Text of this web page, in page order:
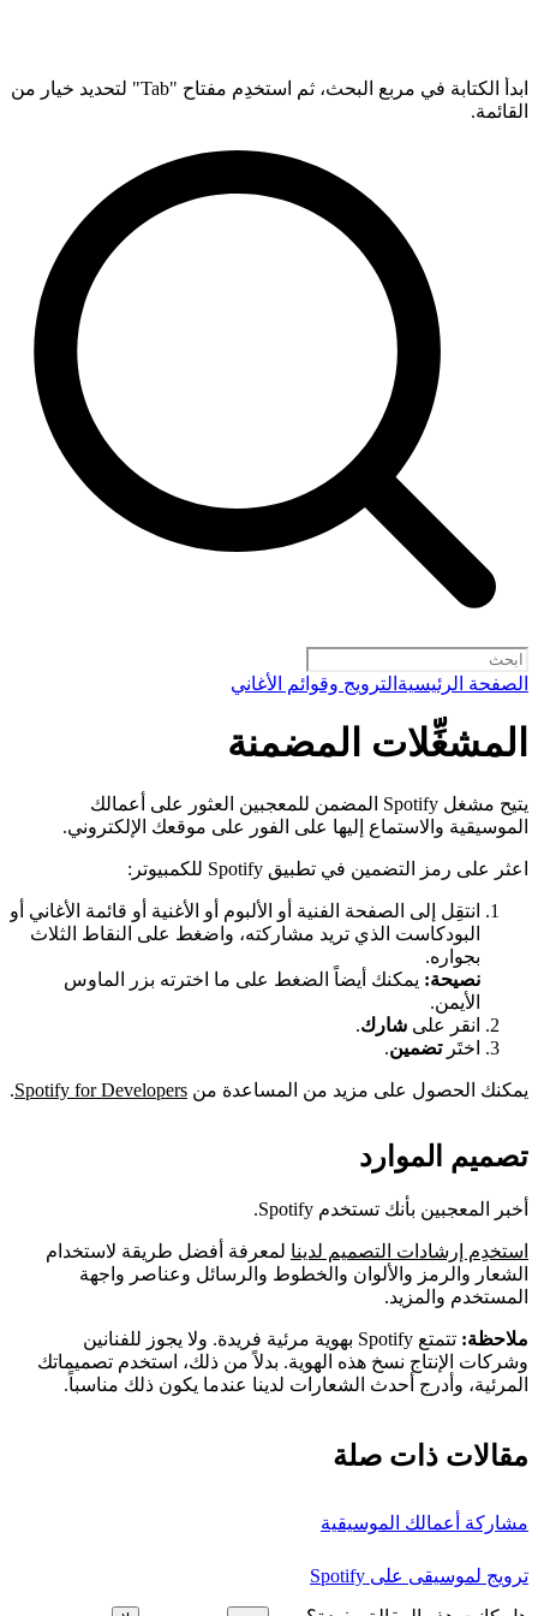
ابدأ الكتابة في مربع البحث، ثم استخدِم مفتاح "Tab" لتحديد خيار من
القائمة.
الصفحة الرئيسية الترويج وقوائم الأغاني
المشغِّلات المضمنة
يتيح مشغل Spotify المضمن للمعجبين العثور على أعمالك
الموسيقية والاستماع إليها على الفور على موقعك الإلكتروني.
اعثر على رمز التضمين في تطبيق Spotify للكمبيوتر:
انتقِل إلى الصفحة الفنية أو الألبوم أو الأغنية أو قائمة الأغاني أو
البودكاست الذي تريد مشاركته، واضغط على النقاط الثلاث
بجواره.
نصيحة: يمكنك أيضاً الضغط على ما اخترته بزر الماوس
الأيمن.
انقر على شارك.
اختَرتضمين.
يمكنك الحصول على مزيد من المساعدة من Spotify for Developers
.
تصميم الموارد
أخبر المعجبين بأنك تستخدم Spotify.
استخدِم إرشادات التصميم لدينا لمعرفة أفضل طريقة لاستخدام
الشعار والرمز والألوان والخطوط والرسائل وعناصر واجهة
المستخدم والمزيد.
ملاحظة:
تتمتع Spotify بهوية مرئية فريدة. ولا يجوز للفنانين
وشركات الإنتاج نسخ هذه الهوية. بدلاً من ذلك، استخدم تصميماتك
المرئية، وأدرج أحدث الشعارات لدينا عندما يكون ذلك مناسباً.
مقالات ذات صلة
مشاركة أعمالك الموسيقية
ترويج لموسيقى على Spotify